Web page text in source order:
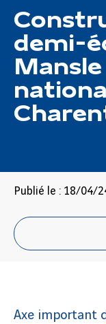
demi-
Publié le : 18/04/
Axe important